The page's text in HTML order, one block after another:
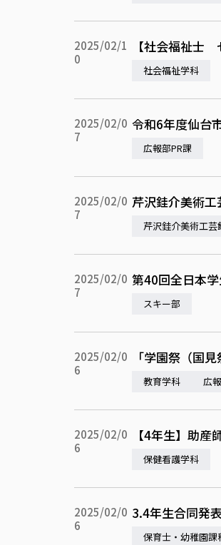
2025/02/1
0
【社会福祉士
社会福祉学科
2025/02/0
7
令和6年度仙台
広報部PR課
2025/02/0
7
芹沢銈介美術工
芹沢銈介美術工芸
2025/02/0
7
第40回全日本
スキー部
2025/02/0
6
「学園祭（国
教育学科 広
2025/02/0
6
【4年生】助
保健看護学科
2025/02/0
6
3.4年生合同発
保育士・幼稚園課